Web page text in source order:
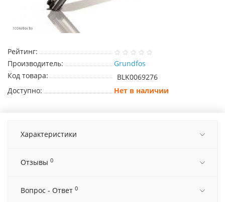
Рейтинг:
Производитель:
Grundfos
Код товара:
BLK0069276
Доступно:
Нет в наличии
Характеристики
Отзывы 0
Вопрос - Ответ 0